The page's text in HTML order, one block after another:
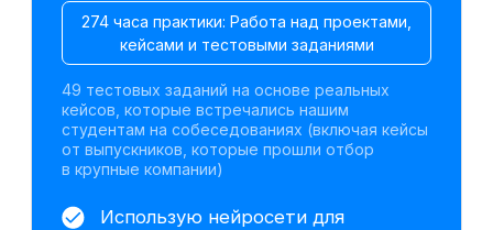
Минимизирую налоговую нагрузку
и снижаю риски проверок
Оцениваю бизнес-риски, управляю
долгом и взаимодействую
с банками
результаты и строю дашборды
Оцениваю инвестиционные
проекты и рассчитываю ключевые
метрики (NPV*, IRR*, DPP*)